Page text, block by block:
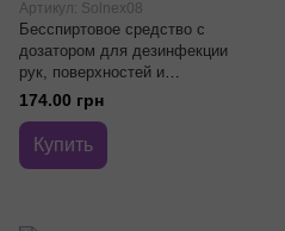
Артикул: Solnex08
Бесспиртовое средство с
дозатором для дезинфекции
рук, поверхностей и
инструментов Solnex Blue Line
Long 500 мл
174.00 грн
Купить